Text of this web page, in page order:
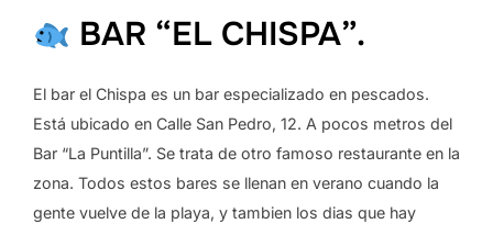
BAR “EL CHISPA”.
El bar el Chispa es un bar especializado en pescados.
Está ubicado en Calle San Pedro, 12. A pocos metros del
Bar “La Puntilla”. Se trata de otro famoso restaurante en la
zona. Todos estos bares se llenan en verano cuando la
gente vuelve de la playa, y tambien los dias que hay